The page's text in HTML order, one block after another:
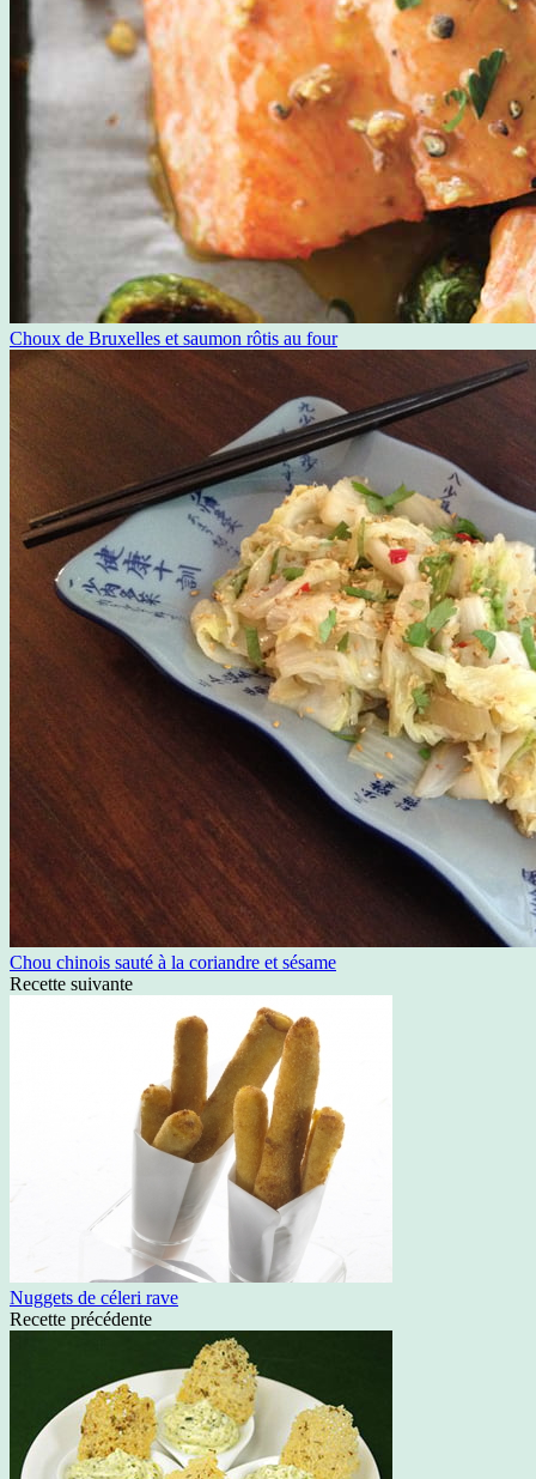
Choux de Bruxelles et saumon rôtis au four
Chou chinois sauté à la coriandre et sésame
Recette suivante
Nuggets de céleri rave
Recette précédente